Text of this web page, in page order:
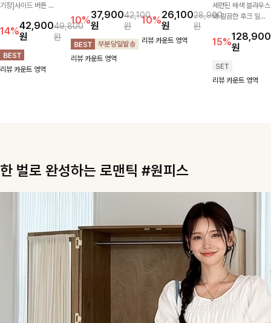
기장]사이드 버튼 디
가 되어주는 와이드
팬츠입니다. 여유롭게
떨어지는 실루엣과 가
볍게 바스락거리는 소
재감으로 시원하고 편
14%42,900
원
49,800
원
리뷰 카운트 영역
이 만나 내추럴하면서
도 세련된 무드를 연
출해주는 블라우스-
데일리룩부터 출근룩
까지 다양하게 활용하
10%37,900
원
42,100
원
리뷰 카운트 영역
면서도 세련된 무드를
완성해주는 니트 🤍
부드럽고 가벼운 착용
10%26,100
원
28,900
원
리뷰 카운트 영역
세련된 배색 블라우스
와 깔끔한 후크 일자
세트입니다. 허리 라
인을 자연스럽게 살려
일자핏 슬랙스가 만나
단정하면서도 고급스
15%128,900
원
리뷰 카운트 영역
한 벌로 완성하는 로맨틱 #원피스